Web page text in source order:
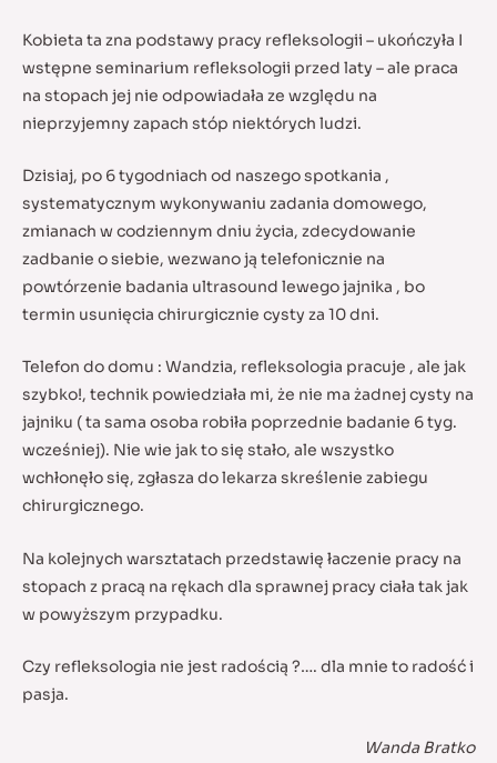
Kobieta ta zna podstawy pracy refleksologii – ukończyła I
wstępne seminarium refleksologii przed laty – ale praca
na stopach jej nie odpowiadała ze względu na
nieprzyjemny zapach stóp niektórych ludzi.
Dzisiaj, po 6 tygodniach od naszego spotkania ,
systematycznym wykonywaniu zadania domowego,
zmianach w codziennym dniu życia, zdecydowanie
zadbanie o siebie, wezwano ją telefonicznie na
powtórzenie badania ultrasound lewego jajnika , bo
termin usunięcia chirurgicznie cysty za 10 dni.
Telefon do domu : Wandzia, refleksologia pracuje , ale jak
szybko!, technik powiedziała mi, że nie ma żadnej cysty na
jajniku ( ta sama osoba robiła poprzednie badanie 6 tyg.
wcześniej). Nie wie jak to się stało, ale wszystko
wchłonęło się, zgłasza do lekarza skreślenie zabiegu
chirurgicznego.
Na kolejnych warsztatach przedstawię łaczenie pracy na
stopach z pracą na rękach dla sprawnej pracy ciała tak jak
w powyższym przypadku.
Czy refleksologia nie jest radością ?…. dla mnie to radość i
pasja.
Wanda Bratko